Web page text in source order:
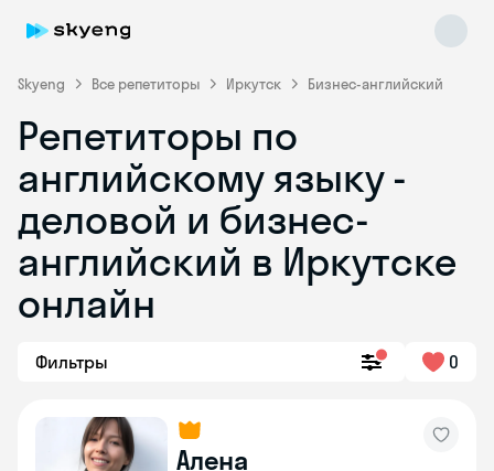
Skyeng Все репетиторы Иркутск Бизнес-английский
Репетиторы по
английскому языку -
деловой и бизнес-
английский в Иркутске
онлайн
Фильтры 0
Алена
Skyeng Chat
online